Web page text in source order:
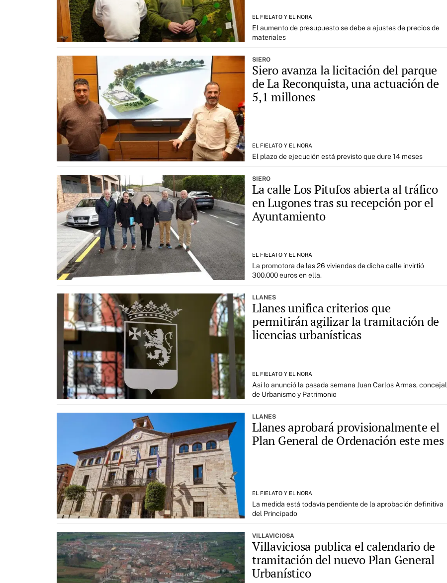
EL FIELATO Y EL NORA
El aumento de presupuesto se debe a ajustes de precios de
materiales
SIERO
Siero avanza la licitación del parque
de La Reconquista, una actuación de
5,1 millones
EL FIELATO Y EL NORA
El plazo de ejecución está previsto que dure 14 meses
SIERO
La calle Los Pitufos abierta al tráfico
en Lugones tras su recepción por el
Ayuntamiento
EL FIELATO Y EL NORA
La promotora de las 26 viviendas de dicha calle invirtió
300.000 euros en ella.
LLANES
Llanes unifica criterios que
permitirán agilizar la tramitación de
licencias urbanísticas
EL FIELATO Y EL NORA
Así lo anunció la pasada semana Juan Carlos Armas, concejal
de Urbanismo y Patrimonio
LLANES
Llanes aprobará provisionalmente el
Plan General de Ordenación este mes
EL FIELATO Y EL NORA
La medida está todavía pendiente de la aprobación definitiva
del Principado
VILLAVICIOSA
Villaviciosa publica el calendario de
tramitación del nuevo Plan General
Urbanístico